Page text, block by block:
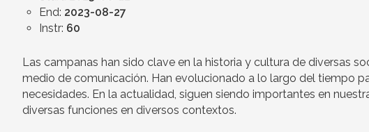
End: 2023-08-27
Instr: 60
Las campanas han sido clave en la historia y cultura de diversas
medio de comunicación. Han evolucionado a lo largo del tiempo
necesidades. En la actualidad, siguen siendo importantes en
diversas funciones en diversos contextos.